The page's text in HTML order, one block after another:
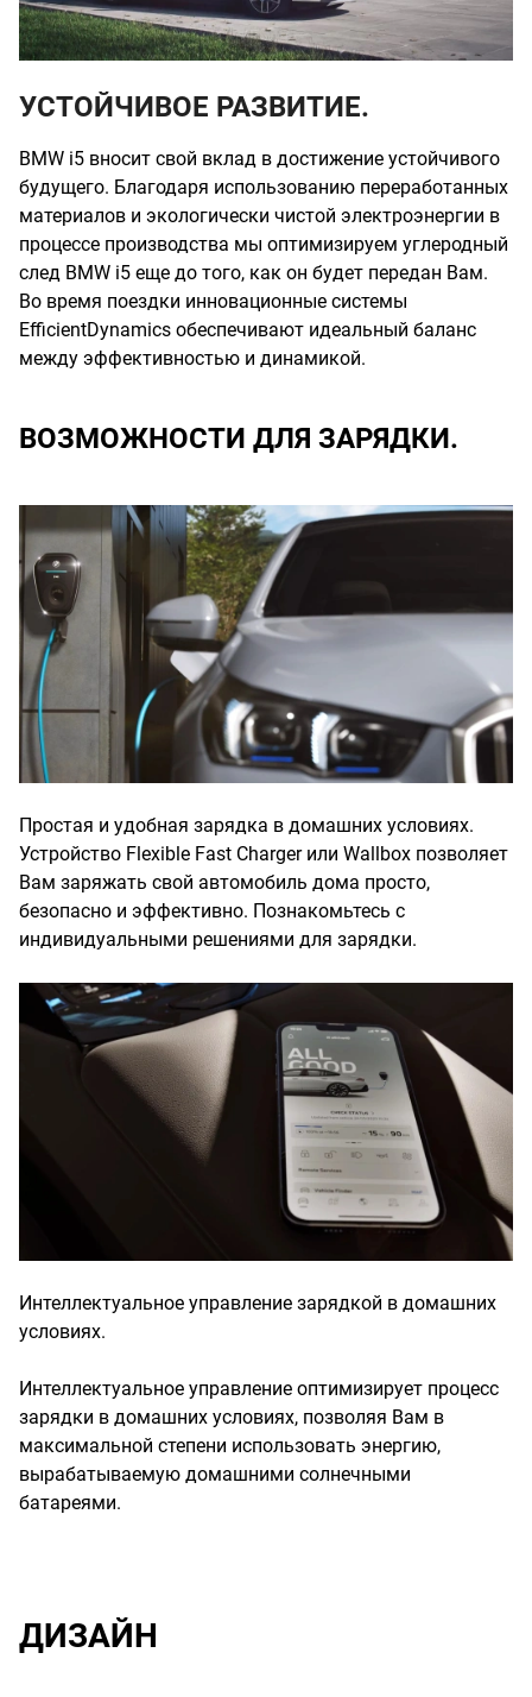
УСТОЙЧИВОЕ РАЗВИТИЕ.
BMW i5 вносит свой вклад в достижение устойчивого
будущего. Благодаря использованию переработанных
материалов и экологически чистой электроэнергии в
процессе производства мы оптимизируем углеродный
след BMW i5 еще до того, как он будет передан Вам.
Во время поездки инновационные системы
EfficientDynamics обеспечивают идеальный баланс
между эффективностью и динамикой.
ВОЗМОЖНОСТИ ДЛЯ ЗАРЯДКИ.
Простая и удобная зарядка в домашних условиях.
Устройство Flexible Fast Charger или Wallbox позволяет
Вам заряжать свой автомобиль дома просто,
безопасно и эффективно. Познакомьтесь с
индивидуальными решениями для зарядки.
Интеллектуальное управление зарядкой в домашних
условиях.
Интеллектуальное управление оптимизирует процесс
зарядки в домашних условиях, позволяя Вам в
максимальной степени использовать энергию,
вырабатываемую домашними солнечными
батареями.
ДИЗАЙН